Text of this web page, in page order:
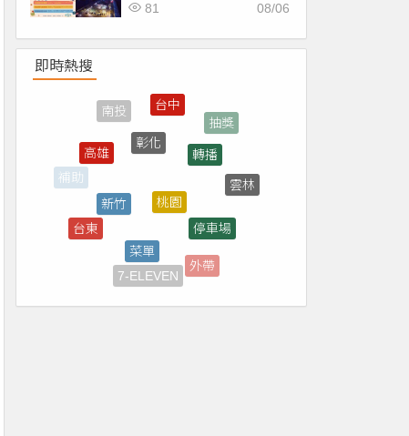
08/06
81
即時熱搜
補助
彰化
轉播
優惠券
宜蘭
花蓮
新竹
桃園
停車場
外帶
7-ELEVEN
菜單